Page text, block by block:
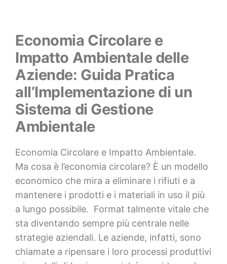
Economia Circolare e
Impatto Ambientale delle
Aziende: Guida Pratica
all’Implementazione di un
Sistema di Gestione
Ambientale
Economia Circolare e Impatto Ambientale.
Ma cosa è l’economia circolare? È un modello
economico che mira a eliminare i rifiuti e a
mantenere i prodotti e i materiali in uso il più
a lungo possibile. Format talmente vitale che
sta diventando sempre più centrale nelle
strategie aziendali. Le aziende, infatti, sono
chiamate a ripensare i loro processi produttivi